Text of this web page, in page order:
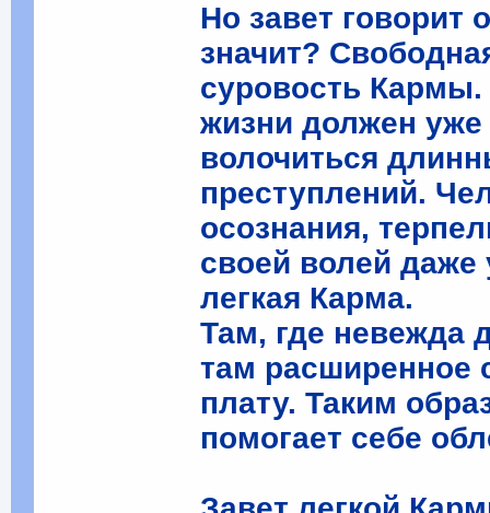
Но завет говорит
значит?
суровость Кармы.
жизни должен уже
волочиться
преступлений.
осознания,
своей волей даже
легкая Карма.
Там, где невежда
там расширенное
плату. Таким
помогает себе